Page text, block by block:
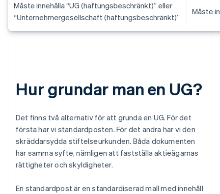
Måste innehålla “UG (haftungsbeschränkt)” eller
“Unternehmergesellschaft (haftungsbeschränkt)”
Måste
Hur grundar man en UG?
Det finns två alternativ för att grunda en UG. För det
första har vi standardposten. För det andra har vi den
skräddarsydda stiftelseurkunden. Båda dokumenten
har samma syfte, nämligen att fastställa aktieägarnas
rättigheter och skyldigheter.
En standardpost är en standardiserad mall med innehåll